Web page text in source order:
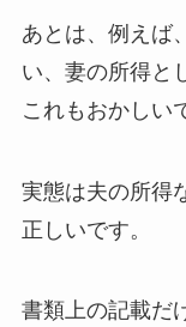
あとは、例えば
い、妻の所得と
これもおかしい
実態は夫の所得
正しいです。
書類上の記載だ